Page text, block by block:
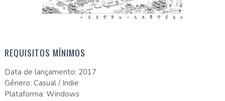
REQUISITOS MÍNIMOS
Data de lançamento: 2017
Gênero: Casual / Indie
Plataforma: Windows